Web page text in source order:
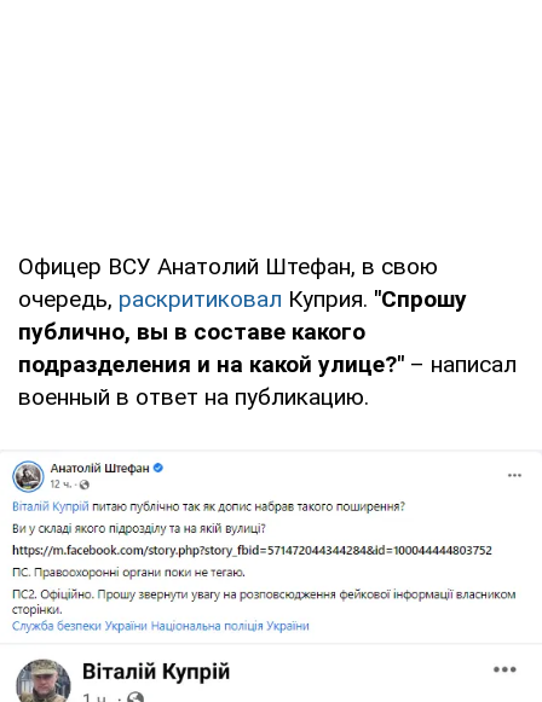
Офицер ВСУ Анатолий Штефан, в свою
очередь, раскритиковал Куприя. "Спрошу
публично, вы в составе какого
подразделения и на какой улице?" – написал
военный в ответ на публикацию.